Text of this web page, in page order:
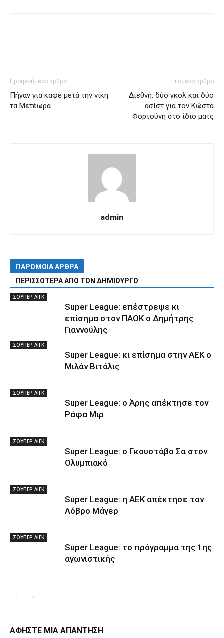
Προηγούμενο άρθρο
Πήγαν για καφέ μετά την νίκη
τα Μετέωρα
Επόμενο άρθρο
Διεθνή: δύο γκολ και δύο
ασίστ για τον Κώστα
Φορτούνη στο ίδιο ματς
admin
ΠΑΡΟΜΟΙΑ ΑΡΘΡΑ
ΠΕΡΙΣΣΟΤΕΡΑ ΑΠΟ ΤΟΝ ΔΗΜΙΟΥΡΓΟ
ΣΟΥΠΕΡ ΛΙΓΚ
Super League: επέστρεψε κι
επίσημα στον ΠΑΟΚ ο Δημήτρης
Γιαννούλης
ΣΟΥΠΕΡ ΛΙΓΚ
Super League: κι επίσημα στην ΑΕΚ ο
Μιλάν Βιτάλις
ΣΟΥΠΕΡ ΛΙΓΚ
Super League: ο Άρης απέκτησε τον
Ράφα Μιρ
ΣΟΥΠΕΡ ΛΙΓΚ
Super League: ο Γκουστάβο Σα στον
Ολυμπιακό
ΣΟΥΠΕΡ ΛΙΓΚ
Super League: η ΑΕΚ απέκτησε τον
Λόβρο Μάγερ
ΣΟΥΠΕΡ ΛΙΓΚ
Super League: το πρόγραμμα της 1ης
αγωνιστικής
ΑΦΗΣΤΕ ΜΙΑ ΑΠΑΝΤΗΣΗ